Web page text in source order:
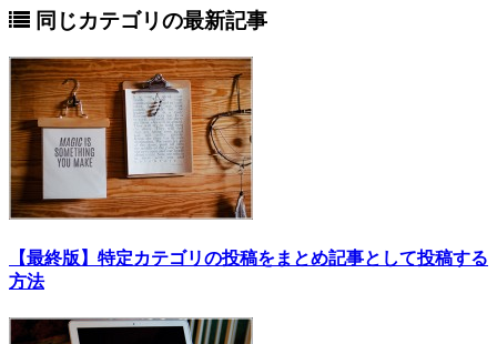
同じカテゴリの最新記事
【最終版】特定カテゴリの投稿をまとめ記事として投稿する
方法